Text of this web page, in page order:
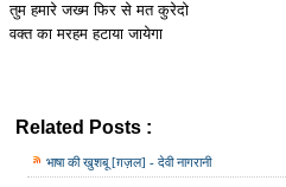
तुम हमारे जख्म फिर से मत कुरेदो
वक्त का मरहम हटाया जायेगा
Related Posts :
भाषा की खुशबू [ग़ज़ल] - देवी नागरानी